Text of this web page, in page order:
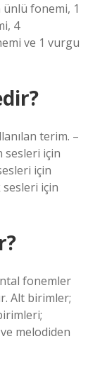
ünlü fonemi, 1
4
ve 1 vurgu
terim. –
sesleri için
için
için
fonemler
Alt birimler;
melodiden